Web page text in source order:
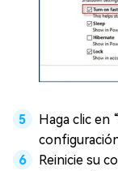
Haga clic en
Reinicie su